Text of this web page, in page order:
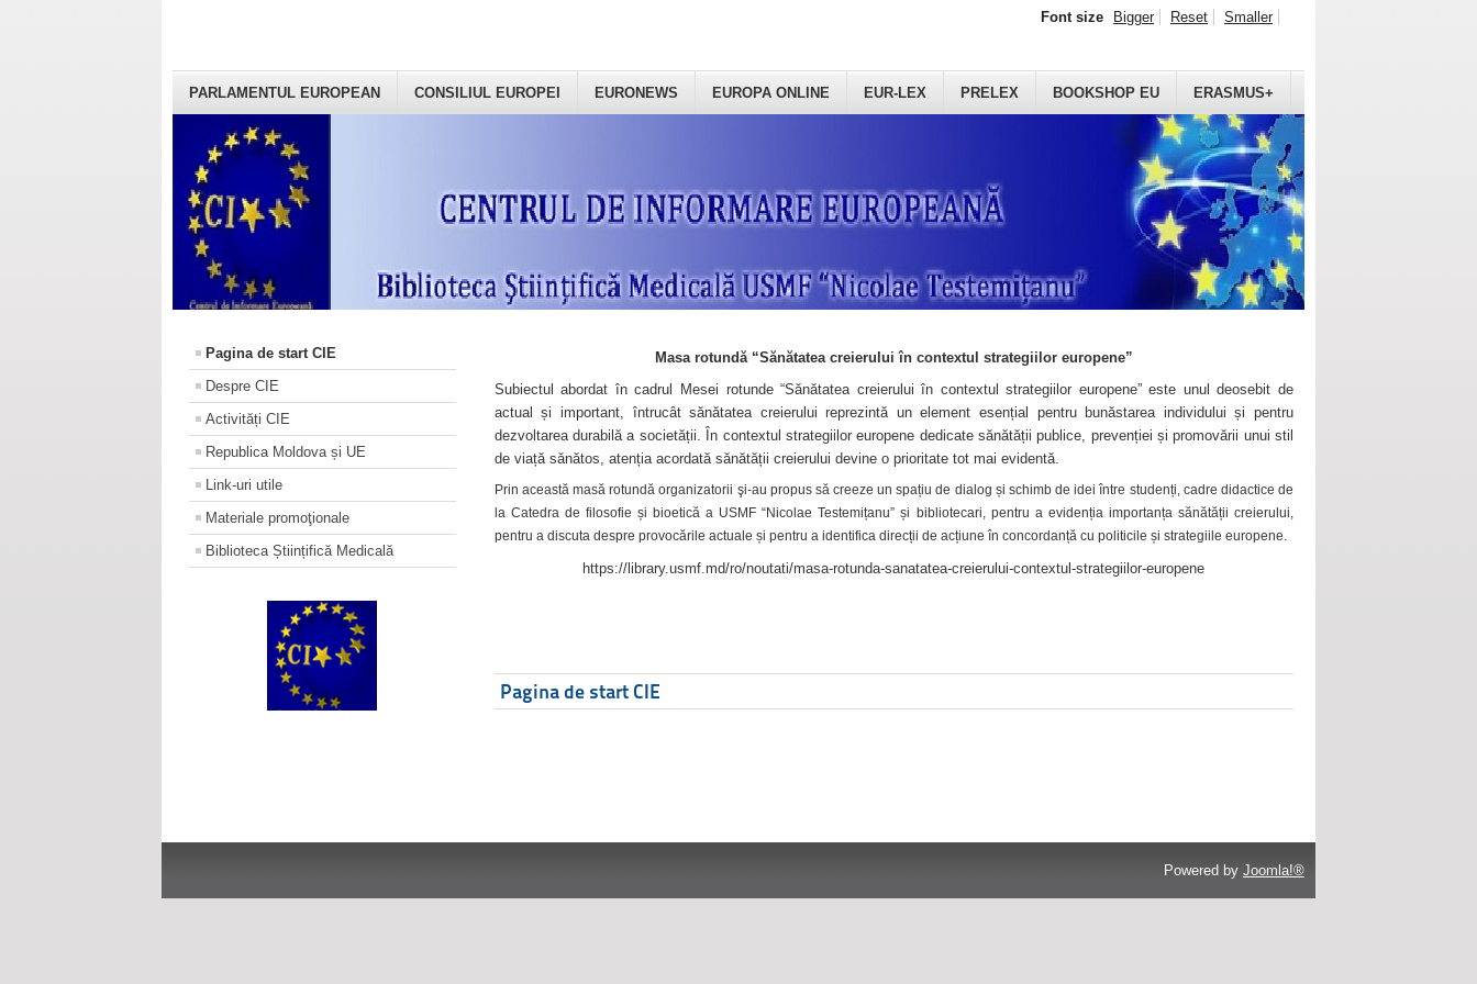
PARLAMENTUL EUROPEAN CONSILIUL EUROPEI EURONEWS EUROPA ONLINE EUR-LEX PRELEX BOOKSHOP EU ERASMUS+
Font size Bigger Reset Smaller
Pagina de start CIE
Despre CIE
Activități CIE
Republica Moldova și UE
Link-uri utile
Materiale promoţionale
Biblioteca Științifică Medicală
Masa rotundă “Sănătatea creierului în contextul strategiilor europene”
Subiectul abordat în cadrul Mesei rotunde “Sănătatea creierului în contextul strategiilor europene” este unul deosebit de
actual și important, întrucât sănătatea creierului reprezintă un element esențial pentru bunăstarea individului și pentru
dezvoltarea durabilă a societății. În contextul strategiilor europene dedicate sănătății publice, prevenției și promovării unui stil
de viață sănătos, atenția acordată sănătății creierului devine o prioritate tot mai evidentă.
Prin această masă rotundă organizatorii şi-au propus să creeze un spațiu de dialog și schimb de idei între studenți, cadre didactice de
la Catedra de filosofie și bioetică a USMF “Nicolae Testemițanu” și bibliotecari, pentru a evidenția importanța sănătății creierului,
pentru a discuta despre provocările actuale și pentru a identifica direcții de acțiune în concordanță cu politicile și strategiile europene.
https://library.usmf.md/ro/noutati/masa-rotunda-sanatatea-creierului-contextul-strategiilor-europene
Pagina de start CIE
Powered by Joomla!®